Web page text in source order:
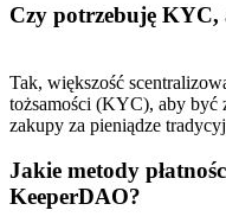
BTC Welcome
Deposit CASHCAT
Share 500000
Czy potrzebuję
Tak, większość
tożsamości (KYC), aby być
zakupy za pieniądze
Jakie metody
KeeperDAO?